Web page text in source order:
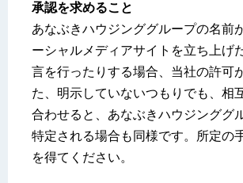
承認を求めること
あなぶきハウジンググループの名前
ーシャルメディアサイトを立ち上げ
言を行ったりする場合、当社の許可
た、明示していないつもりでも、相
合わせると、あなぶきハウジンググ
特定される場合も同様です。所定の
を得てください。